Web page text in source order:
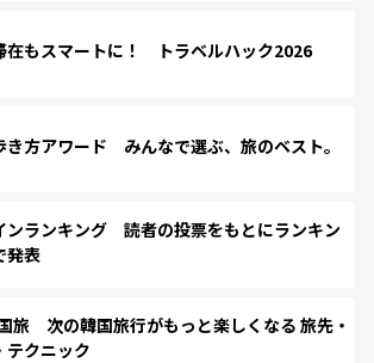
在もスマートに！ トラベルハック2026
き方アワード みんなで選ぶ、旅のベスト。
ンランキング 読者の投票をもとにランキン
発表
旅 次の韓国旅行がもっと楽しくなる 旅先・
テクニック